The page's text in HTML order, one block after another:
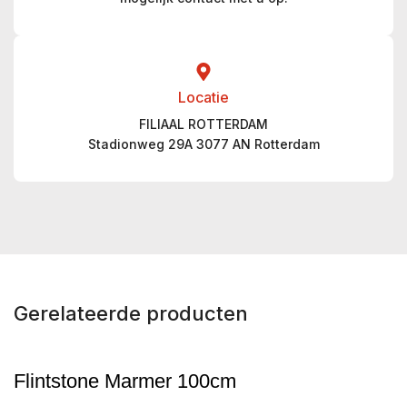
Locatie
FILIAAL ROTTERDAM
Stadionweg 29A 3077 AN Rotterdam
Gerelateerde producten
Flintstone Marmer 100cm